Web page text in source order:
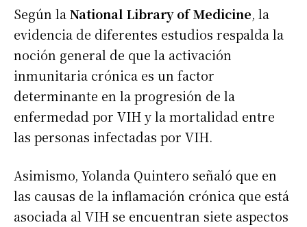
Según la National Library of Medicine, la
evidencia de diferentes estudios respalda la
noción general de que la activación
inmunitaria crónica es un factor
determinante en la progresión de la
enfermedad por VIH y la mortalidad entre
las personas infectadas por VIH.
Asimismo, Yolanda Quintero señaló que en
las causas de la inflamación crónica que está
asociada al VIH se encuentran siete aspectos